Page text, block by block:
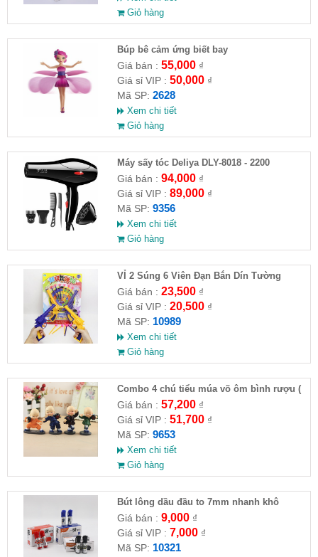
Giỏ hàng
​Búp bê cảm ứng biết bay
Giá bán : 55,000₫
Giá sỉ VIP : 50,000₫
Mã SP: 2628
Xem chi tiết
Giỏ hàng
Máy sấy tóc Deliya DLY-8018 - 2200
Giá bán : 94,000₫
Giá sỉ VIP : 89,000₫
Mã SP: 9356
Xem chi tiết
Giỏ hàng
VỈ 2 Súng 6 Viên Đạn Bắn Dín Tường
Giá bán : 23,500₫
Giá sỉ VIP : 20,500₫
Mã SP: 10989
Xem chi tiết
Giỏ hàng
Combo 4 chú tiểu múa võ ôm bình rượu (
HĐ )
Giá bán : 57,200₫
Giá sỉ VIP : 51,700₫
Mã SP: 9653
Xem chi tiết
Giỏ hàng
Bút lông dầu đầu to 7mm nhanh khô
Giá bán : 9,000₫
Giá sỉ VIP : 7,000₫
Mã SP: 10321